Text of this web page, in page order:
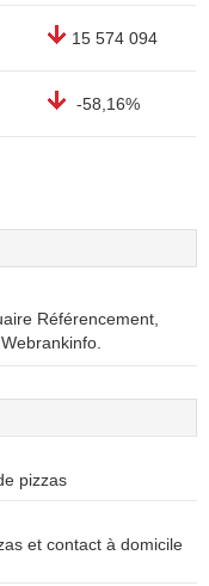
15 574 094
-58,16%
Référencement,
pizzas
et contact à domicile